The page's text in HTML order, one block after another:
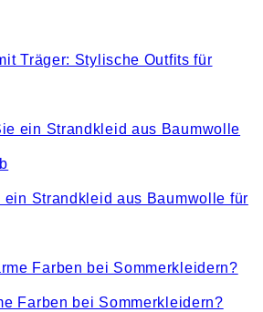
Träger: Stylische Outfits für
ein Strandkleid aus Baumwolle für
Farben bei Sommerkleidern?